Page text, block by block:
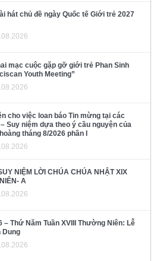
hát chủ đề ngày Quốc tế Giới trẻ 2027
mạc cuộc gặp gỡ giới trẻ Phan Sinh
Youth Meeting”
cho việc loan báo Tin mừng tại các
Suy niệm dựa theo ý cầu nguyện của
tháng 8/2026 phần I
NIỆM LỜI CHÚA CHÚA NHẬT XIX
A
– Thứ Năm Tuần XVIII Thường Niên: Lễ
Dung